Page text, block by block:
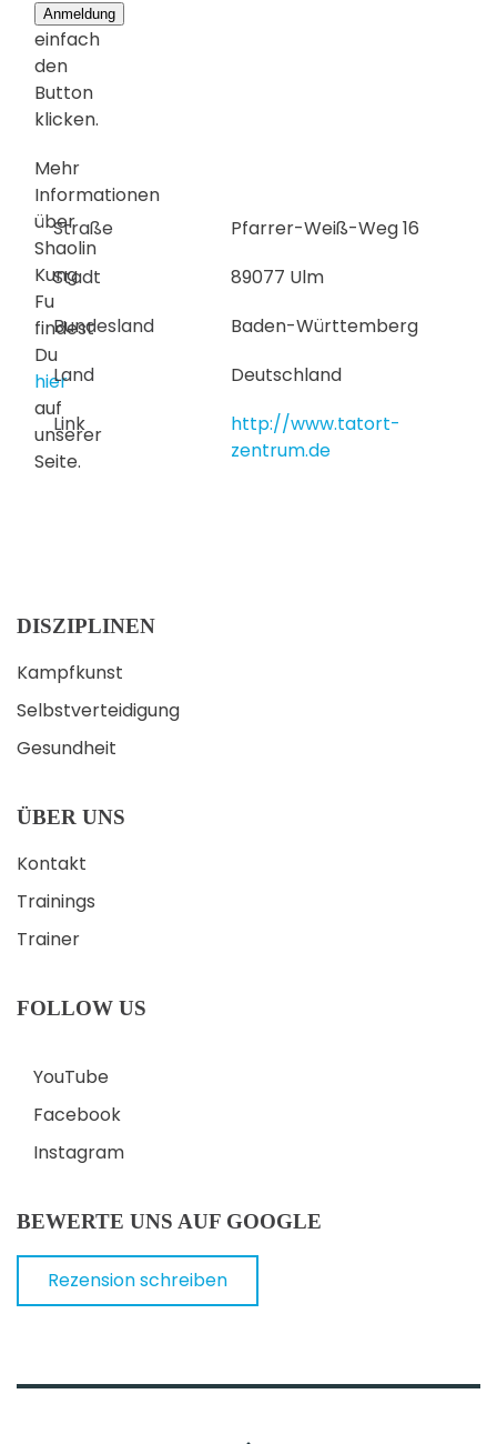
Anmeldung
einfach
den
Button
klicken.
Mehr
Informationen
über
Shaolin
Kung
Fu
findest
Du
hier
auf
unserer
Seite.
Straße
Pfarrer-Weiß-Weg 16
Stadt
89077 Ulm
Bundesland
Baden-Württemberg
Land
Deutschland
Link
http://www.tatort-
zentrum.de
DISZIPLINEN
Kampfkunst
Selbstverteidigung
Gesundheit
ÜBER UNS
Kontakt
Trainings
Trainer
FOLLOW US
YouTube
Facebook
Instagram
BEWERTE UNS AUF GOOGLE
Rezension schreiben